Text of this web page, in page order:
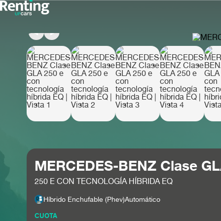
MERCEDES-BENZ Clase
250 E CON TECNOLOGÍA HÍBRIDA EQ
Híbrido Enchufable (phev)Automático
CUOTA